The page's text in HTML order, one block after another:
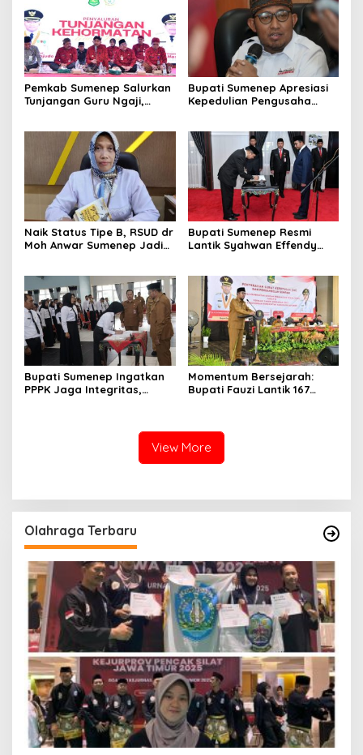
Pemkab Sumenep Salurkan
Tunjangan Guru Ngaji,
Akhlak Generasi
Bupati Sumenep Apresiasi
Kepedulian Pengusaha
Naik Status Tipe B, RSUD dr
Moh Anwar Sumenep Jadi
Bupati Sumenep Resmi
Lantik Syahwan Effendy
Bupati Sumenep Ingatkan
PPPK Jaga Integritas,
Momentum Bersejarah:
Bupati Fauzi Lantik 167
View More
Olahraga Terbaru